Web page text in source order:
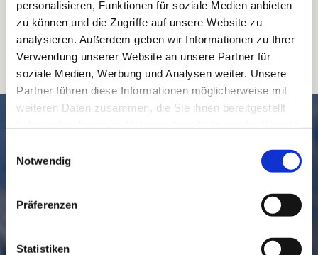
personalisieren, Funktionen für soziale Medien anbieten
zu können und die Zugriffe auf unsere Website zu
analysieren. Außerdem geben wir Informationen zu Ihrer
Verwendung unserer Website an unsere Partner für
soziale Medien, Werbung und Analysen weiter. Unsere
Partner führen diese Informationen möglicherweise mit
weiteren Daten zusammen, die Sie ihnen bereitgestellt
Notwendig
Präferenzen
Statistiken
SCHNELL // NAVIGIERT